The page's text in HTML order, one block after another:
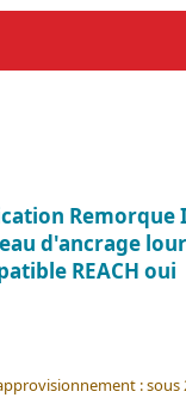
d'ancrage
REACH oui
: sous